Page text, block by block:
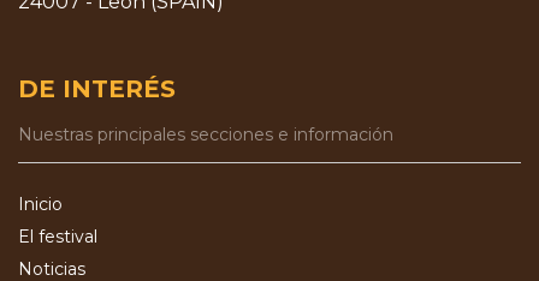
DE INTERÉS
Nuestras principales secciones e información
Inicio
El festival
Noticias